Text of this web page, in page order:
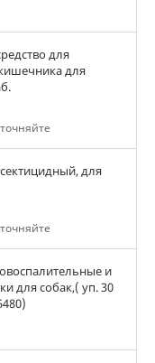
для
для
для
и
для собак,( уп. 30